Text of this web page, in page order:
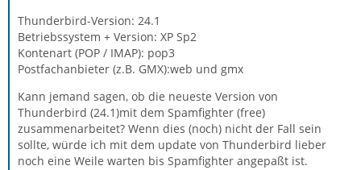
Thunderbird-Version: 24.1
Betriebssystem + Version: XP Sp2
Kontenart (POP / IMAP): pop3
Postfachanbieter (z.B. GMX):web und gmx
Kann jemand sagen, ob die neueste Version von
Thunderbird (24.1)mit dem Spamfighter (free)
zusammenarbeitet? Wenn dies (noch) nicht der Fall sein
sollte, würde ich mit dem update von Thunderbird lieber
noch eine Weile warten bis Spamfighter angepaßt ist.